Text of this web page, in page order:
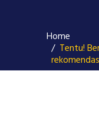
Home
Tentu!